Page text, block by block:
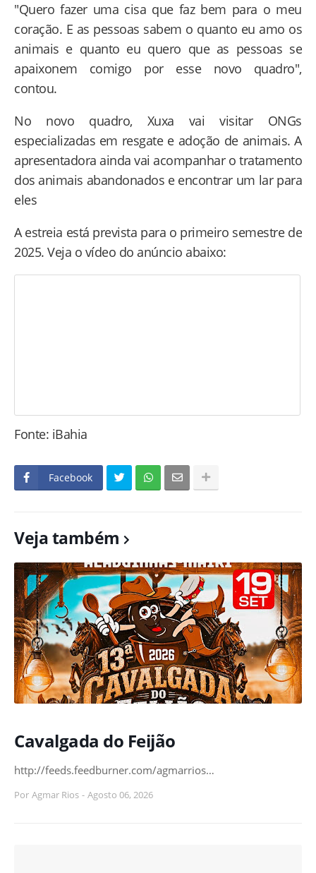
"Quero fazer uma cisa que faz bem para o meu
coração. E as pessoas sabem o quanto eu amo os
animais e quanto eu quero que as pessoas se
apaixonem comigo por esse novo quadro",
contou.
No novo quadro, Xuxa vai visitar ONGs
especializadas em resgate e adoção de animais. A
apresentadora ainda vai acompanhar o tratamento
dos animais abandonados e encontrar um lar para
eles
A estreia está prevista para o primeiro semestre de
2025. Veja o vídeo do anúncio abaixo:
Fonte: iBahia
Facebook
Veja também
Cavalgada do Feijão
http://feeds.feedburner.com/agmarrios…
Por Agmar Rios - Agosto 06, 2026